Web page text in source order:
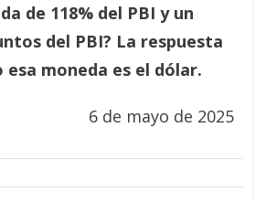
de 118% del PBI y un
del PBI? La respuesta
esa moneda es el dólar.
6 de mayo de 2025